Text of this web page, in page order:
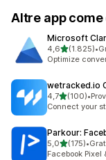
Altre app come
Microsoft
4,6stelle su 5
(1.825)
1825 recensioni
•
Optimize
wetracked.io
4,7stelle su 5
(100)
100 recensioni
•
Connect your
Parkour:
5,0stelle su 5
(175)
175 recensioni
•
Facebook Pixel